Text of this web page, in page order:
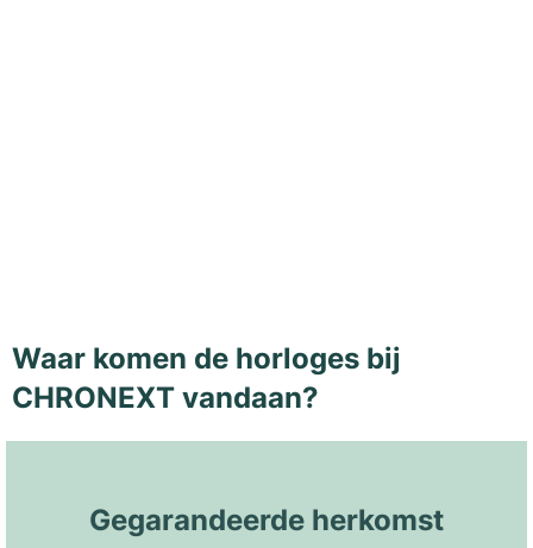
Waar komen de horloges bij
CHRONEXT vandaan?
Gegarandeerde herkomst